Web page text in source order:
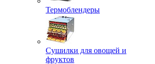
Термоблендеры
Сушилки для овощей и
фруктов